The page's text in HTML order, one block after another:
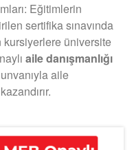
Eğitimlerin
sertifika sınavında
kursiyerlere üniversite
aile danışmanlığı
aile